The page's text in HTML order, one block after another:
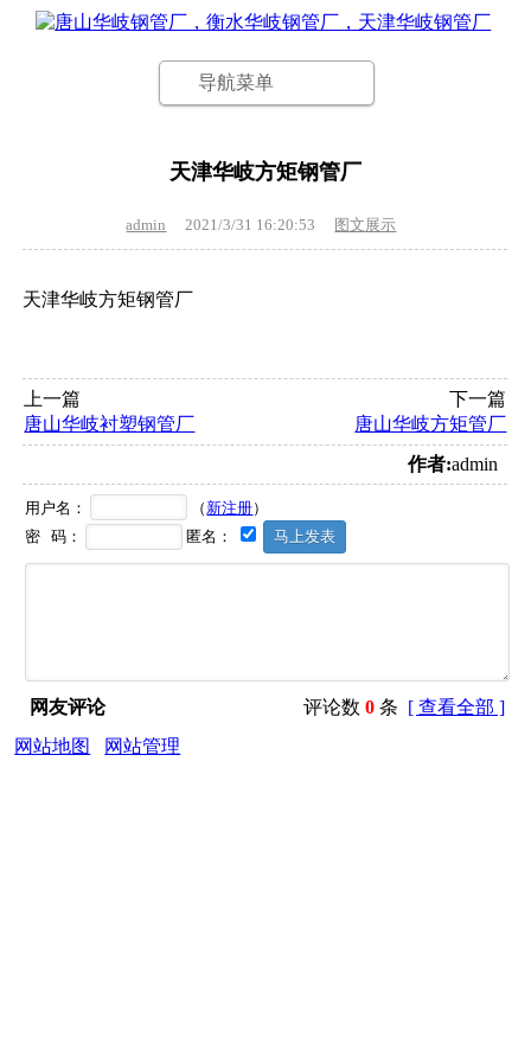
导航菜单
天津华岐方矩钢管厂
admin 2021/3/31 16:20:53 图文展示
天津华岐方矩钢管厂
上一篇
唐山华岐衬塑钢管厂
下一篇
唐山华岐方矩管厂
作者:admin
用户名： （ 新注册）
密 码：
匿名：
网友评论 评论数0 条 [ 查看全部 ]
网站地图
网站管理